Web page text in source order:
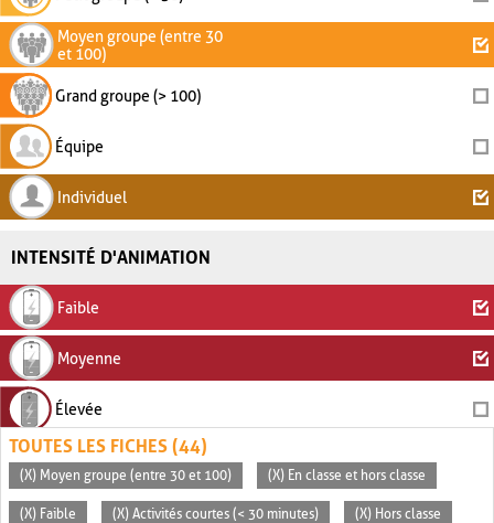
Moyen groupe (entre 30
et 100)
Grand groupe (> 100)
Équipe
Individuel
INTENSITÉ D'ANIMATION
Faible
Moyenne
Élevée
TOUTES LES FICHES (44)
(X) Moyen groupe (entre 30 et 100) (X) En classe et hors classe
(X) Faible (X) Activités courtes (< 30 minutes) (X) Hors classe